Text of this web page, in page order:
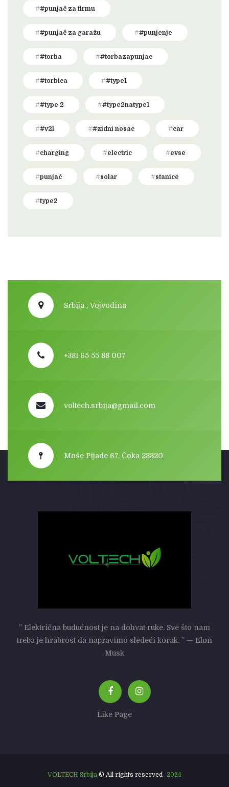
#punjač za firmu
#punjač za garažu #punjenje
#torba #torbazapunjac
#torbica #type1
#type 2 #type2natype1
#v2l #zidni nosac car
charging electric evse
punjač solar stanice
type2
Srbija , Vojvodina
+381 65 55 88 007
voltech.srbija@gmail.com
Moše Pijade 67, Čoka 23320
” Električna budućnost je na dohvat ruke. Sve što nam
treba je hrabrost da napravimo sledeći korak. ” — Elon
Musk
Like Page
VOLTECH Srbija © All rights reserved- 2024